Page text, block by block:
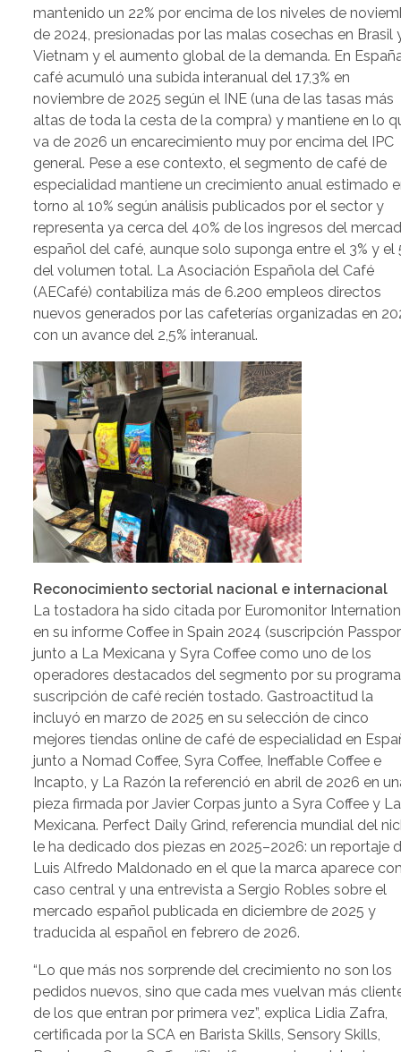
mantenido un 22% por encima de los niveles de
de 2024, presionadas por las malas cosechas en Brasil
Vietnam y el aumento global de la demanda. En
café acumuló una subida interanual del 17,3% en
noviembre de 2025 según el INE (una de las tasas más
altas de toda la cesta de la compra) y mantiene en lo
va de 2026 un encarecimiento muy por encima del IPC
general. Pese a ese contexto, el segmento de café de
especialidad mantiene un crecimiento anual estimado
torno al 10% según análisis publicados por el sector y
representa ya cerca del 40% de los ingresos del
español del café, aunque solo suponga entre el 3% y el
del volumen total. La Asociación Española del Café
(AECafé) contabiliza más de 6.200 empleos directos
nuevos generados por las cafeterías organizadas en
con un avance del 2,5% interanual.
Reconocimiento sectorial nacional e internacional
La tostadora ha sido citada por Euromonitor
en su informe Coffee in Spain 2024 (suscripción
junto a La Mexicana y Syra Coffee como uno de los
operadores destacados del segmento por su
suscripción de café recién tostado. Gastroactitud la
incluyó en marzo de 2025 en su selección de cinco
mejores tiendas online de café de especialidad en
junto a Nomad Coffee, Syra Coffee, Ineffable Coffee e
Incapto, y La Razón la referenció en abril de 2026 en
pieza firmada por Javier Corpas junto a Syra Coffee y La
Mexicana. Perfect Daily Grind, referencia mundial del
le ha dedicado dos piezas en 2025–2026: un reportaje
Luis Alfredo Maldonado en el que la marca aparece
caso central y una entrevista a Sergio Robles sobre el
mercado español publicada en diciembre de 2025 y
traducida al español en febrero de 2026.
“Lo que más nos sorprende del crecimiento no son los
pedidos nuevos, sino que cada mes vuelvan más
de los que entran por primera vez”, explica Lidia Zafra,
certificada por la SCA en Barista Skills, Sensory Skills,